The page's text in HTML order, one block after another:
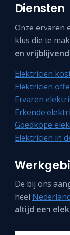
Diensten
Onze ervaren
klus die te
en vrijblijvend
Elektricien
Elektricien
Ervaren
Erkende
Goedkope
Elektricien in
De bij ons
heel Nederland
altijd een